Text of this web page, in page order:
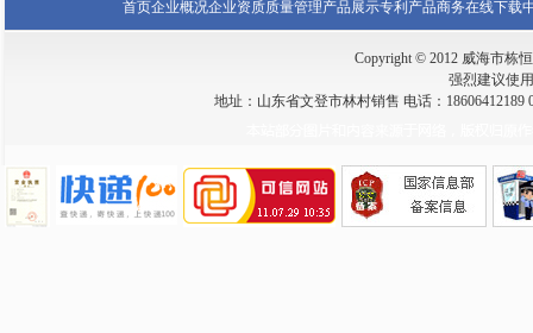
首页企业概况企业资质质量管理产品展示专利产品商务在线下载
Copyright © 2012 威海市栋
强烈建议使
地址：山东省文登市林村销售 电话：18606412189